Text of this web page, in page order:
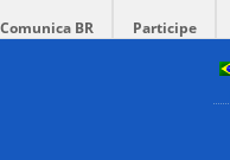
Comunica BR Participe